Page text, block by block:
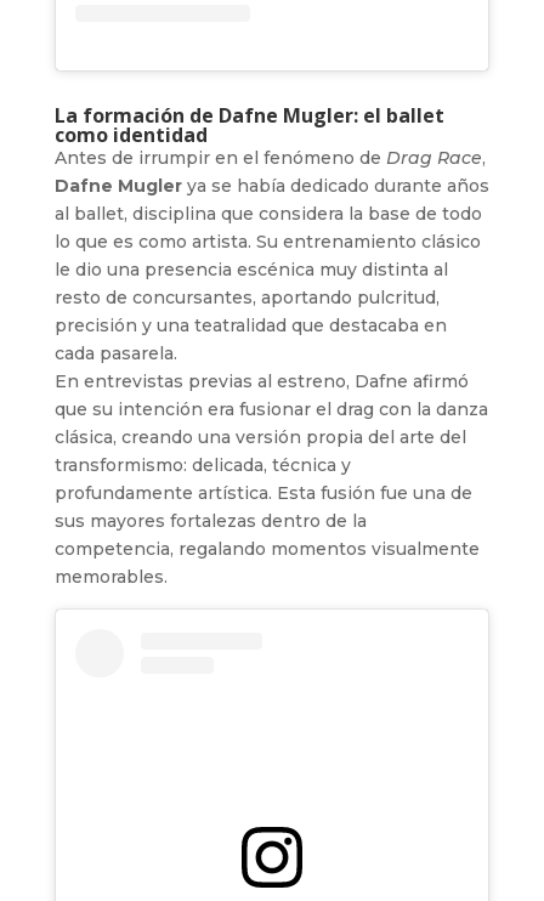
La formación de Dafne Mugler: el ballet
como identidad
Antes de irrumpir en el fenómeno de Drag Race,
Dafne Muglerya se había dedicado durante años
al ballet, disciplina que considera la base de todo
lo que es como artista. Su entrenamiento clásico
le dio una presencia escénica muy distinta al
resto de concursantes, aportando pulcritud,
precisión y una teatralidad que destacaba en
cada pasarela.
En entrevistas previas al estreno, Dafne afirmó
que su intención era fusionar el drag con la danza
clásica, creando una versión propia del arte del
transformismo: delicada, técnica y
profundamente artística. Esta fusión fue una de
sus mayores fortalezas dentro de la
competencia, regalando momentos visualmente
memorables.